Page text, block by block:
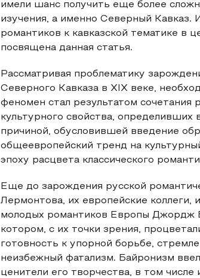
имели шанс получить еще более
изучения, а именно Северный Кавказ.
романтиков к кавказской тематике в
посвящена данная статья.
Рассматривая проблематику
Северного Кавказа в XIX веке,
феномен стал результатом сочетания
культурного свойства, определивших
причиной, обусловившей введение
общеевропейский тренд на
эпоху расцвета классического
Еще до зарождения русской
Лермонтова, их европейские коллеги,
молодых романтиков Европы Джордж
котором, с их точки зрения,
готовность к упорной борьбе,
неизбежный фатализм. Байронизм
ценители его творчества, в том